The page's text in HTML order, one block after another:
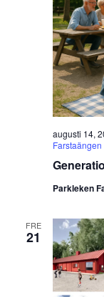
augusti 14,
Farstaängen
Parkleken
FRE
21